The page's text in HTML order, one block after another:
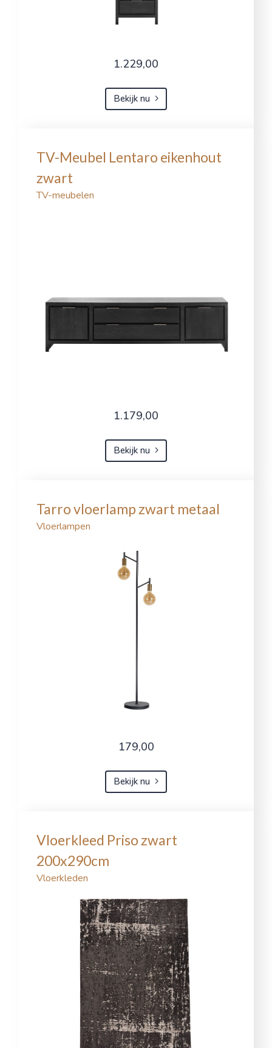
1.229,00
Bekijk nu
TV-Meubel Lentaro eikenhout
zwart
TV-meubelen
1.179,00
Bekijk nu
Tarro vloerlamp zwart metaal
Vloerlampen
179,00
Bekijk nu
Vloerkleed Priso zwart
200x290cm
Vloerkleden